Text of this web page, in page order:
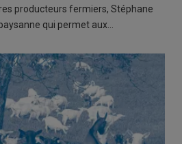
producteurs fermiers, Stéphane
qui permet aux…